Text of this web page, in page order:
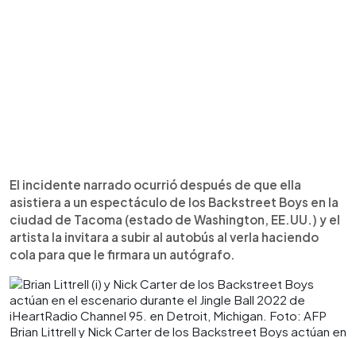
El incidente narrado ocurrió después de que ella
asistiera a un espectáculo de los Backstreet Boys en la
ciudad de Tacoma (estado de Washington, EE.UU.) y el
artista la invitara a subir al autobús al verla haciendo
cola para que le firmara un autógrafo.
Brian Littrell y Nick Carter de los Backstreet Boys actúan en